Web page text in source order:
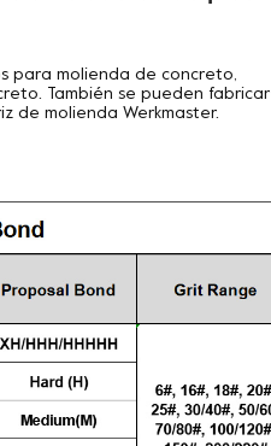
para molienda de concreto,
También se pueden fabricar
de molienda Werkmaster.